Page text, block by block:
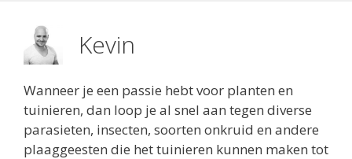
Kevin
Wanneer je een passie hebt voor planten en
tuinieren, dan loop je al snel aan tegen diverse
parasieten, insecten, soorten onkruid en andere
plaaggeesten die het tuinieren kunnen maken tot